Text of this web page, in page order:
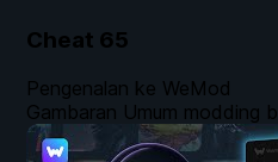
Cheat 65
Pengenalan ke WeMod
Gambaran Umum modding